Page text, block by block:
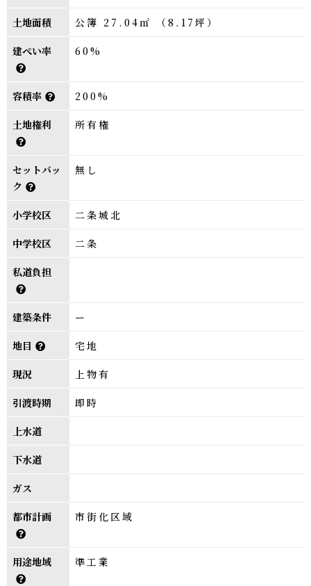
土地面積 公簿 27.04㎡ （8.17坪）
建ぺい率 60%
容積率 200%
土地権利 所有権
セットバッ
ク
無し
小学校区 二条城北
中学校区 二条
私道負担
建築条件 ー
地目 宅地
現況 上物有
引渡時期 即時
上水道
下水道
ガス
都市計画 市街化区域
用途地域 準工業